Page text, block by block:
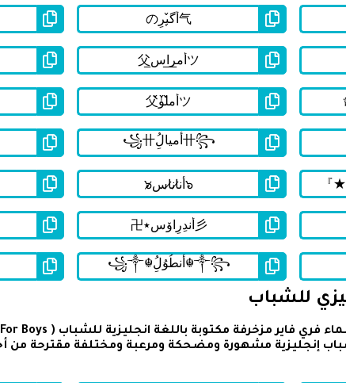
للشباب
إنجليزية مشهورة ومضحكة ومرعبة ومختلفة مقترحة من